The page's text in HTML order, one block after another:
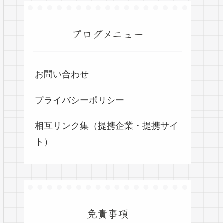
ブログメニュー
お問い合わせ
プライバシーポリシー
相互リンク集（提携企業・提携サイ
ト）
免責事項